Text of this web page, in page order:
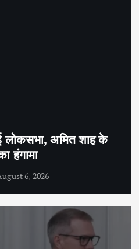
लोकसभा, अमित शाह के
हंगामा
6, 2026